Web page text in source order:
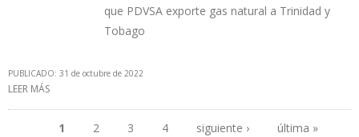
que PDVSA exporte gas natural a Trinidad y
Tobago
PUBLICADO: 31 de octubre de 2022
LEER MÁS
ESEQUIBO”
1 2 3 4 siguiente › última »